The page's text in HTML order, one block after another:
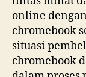
online
chromebook
situasi
chromebook